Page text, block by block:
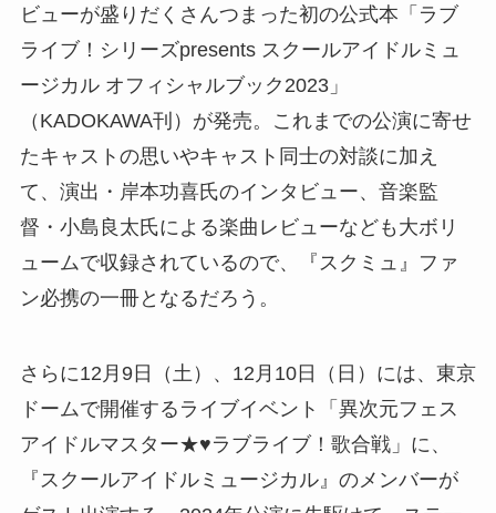
ビューが盛りだくさんつまった初の公式本「ラブ
ライブ！シリーズpresents スクールアイドルミュ
ージカル オフィシャルブック2023」
（KADOKAWA刊）が発売。これまでの公演に寄せ
たキャストの思いやキャスト同士の対談に加え
て、演出・岸本功喜氏のインタビュー、音楽監
督・小島良太氏による楽曲レビューなども大ボリ
ュームで収録されているので、『スクミュ』ファ
ン必携の一冊となるだろう。
さらに12月9日（土）、12月10日（日）には、東京
ドームで開催するライブイベント「異次元フェス
アイドルマスター★♥ラブライブ！歌合戦」に、
『スクールアイドルミュージカル』のメンバーが